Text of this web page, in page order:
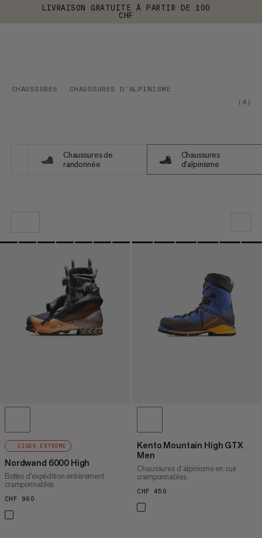
LIVRAISON GRATUITE À PARTIR DE 100
CHF
CHAUSSURES
CHAUSSURES D'ALPINISME
( 4 )
Chaussures de
randonnée
Chaussures
d'alpinisme
NOTRE SELECTION
PRIX DÉCROISSANT
NOUVEAUTÉS
EIGER EXTREME
Nordwand 6000 High
Bottes d'expédition entièrement
cramponnables
CHF 960
Kento Mountain High GTX
Men
Chaussures d’alpinisme en cuir
cramponnables
CHF 450